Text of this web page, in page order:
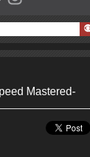
Mastered-